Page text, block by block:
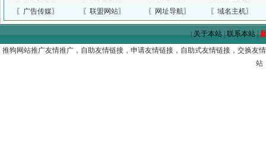
〖 广告传媒〗 〖 联盟网站〗 〖 网址导航〗 〖 域名主机〗
|关于本站|联系本站|
推狗网站推广友情推广，自助友情链接，申请友情链接，自助式友情链接，交换友
站